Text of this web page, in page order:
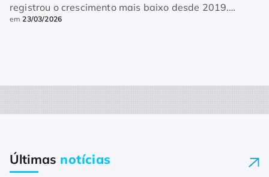
registrou o crescimento mais baixo desde 2019.
Segundo dados divulgados pela Associação Brasileira
em23/03/2026
Últimas notícias